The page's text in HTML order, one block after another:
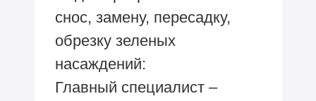
снос, замену, пересадку,
обрезку зеленых
насаждений:
Главный специалист –